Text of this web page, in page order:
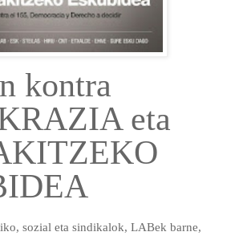
kontra
eta
sozial eta sindikalok, LABek barne,